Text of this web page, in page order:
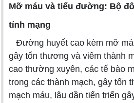
Mỡ máu và tiểu đường: Bộ
tính mạng
Đường huyết cao kèm mỡ
gây tổn thương và viêm thành
cao thường xuyên, các tế bào
trong các thành mạch, gây tổn
mạch máu, lâu dần tiến triển